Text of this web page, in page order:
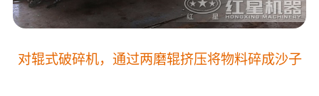
对辊式破碎机，通过两磨辊挤压将物料碎成沙子